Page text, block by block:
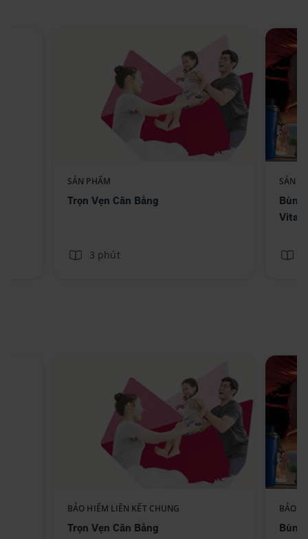
SẢN PHẨM
Trọn Vẹn Cân Bằng
3 phút
SẢN
Bùng
BẢO HIỂM LIÊN KẾT CHUNG
Trọn Vẹn Cân Bằng
BẢO
Bùng